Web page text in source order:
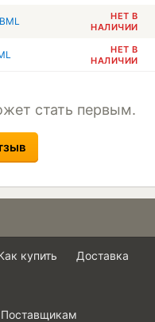
НЕТ В
НАЛИЧИИ
НЕТ В
НАЛИЧИИ
стать первым.
купить Доставка
Поставщикам